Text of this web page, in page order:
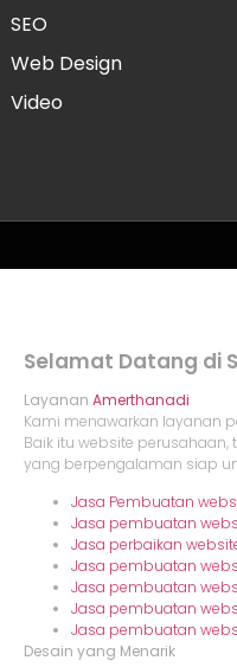
SEO
Web Design
Video
Selamat Datang di
Layanan Amerthanadi
Kami menawarkan layanan
Baik itu website
yang berpengalaman siap
Jasa Pembuatan
Jasa pembuatan
Jasa perbaikan
Jasa pembuatan
Jasa pembuatan
Jasa pembuatan
Jasa pembuatan
Desain yang Menarik